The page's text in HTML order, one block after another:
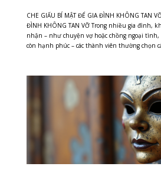
CHE GIẤU BÍ MẬT ĐỂ GIA ĐÌNH KHÔNG TAN
ĐÌNH KHÔNG TAN VỠ Trong nhiều gia đình,
nhận – như chuyện vợ hoặc chồng ngoại
còn hạnh phúc – các thành viên thường chọn